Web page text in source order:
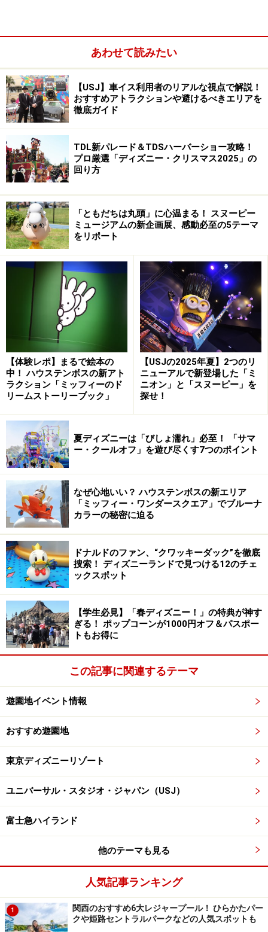
→次のページは、世界最長のギネスお化け屋敷が登場し
※記事内容は執筆時点のものです。最新の内容をご確認くださ
い。
あわせて読みたい
【USJ】車イス利用者のリアルな視点で解説！
おすすめアトラクションや避けるべきエリアを
徹底ガイド
TDL新パレード＆TDSハーバーショー攻略！
プロ厳選「ディズニー・クリスマス2025」の
回り方
「ともだちは丸頭」に心温まる！ スヌーピー
ミュージアムの新企画展、感動必至の5テーマ
をリポート
【体験レポ】まるで絵本の
中！ ハウステンボスの新アト
ラクション「ミッフィーのド
リームストーリーブック」
【USJの2025年夏】2つのリ
ニューアルで新登場した「ミ
ニオン」と「スヌーピー」を
探せ！
夏ディズニーは「びしょ濡れ」必至！ 「サマ
ー・クールオフ」を遊び尽くす7つのポイント
なぜ心地いい？ ハウステンボスの新エリア
「ミッフィー・ワンダースクエア」でブルーナ
カラーの秘密に迫る
ドナルドのファン、“クワッキーダック”を徹底
捜索！ ディズニーランドで見つける12のチェ
ックスポット
【学生必見】「春ディズニー！」の特典が神す
ぎる！ ポップコーンが1000円オフ＆パスポー
トもお得に
この記事に関連するテーマ
遊園地イベント情報
おすすめ遊園地
東京ディズニーリゾート
ユニバーサル・スタジオ・ジャパン（USJ）
富士急ハイランド
他のテーマも見る
人気記事ランキング
1
関西のおすすめ6大レジャープール！ ひらかたパー
クや姫路セントラルパークなどの人気スポットも